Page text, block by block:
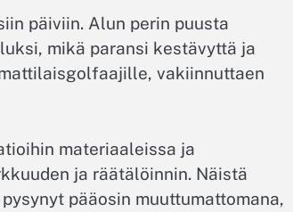
päiviin. Alun perin puusta
mikä paransi kestävyttä ja
vakiinnuttaen
materiaaleissa ja
ja räätälöinnin. Näistä
pääosin muuttumattomana,